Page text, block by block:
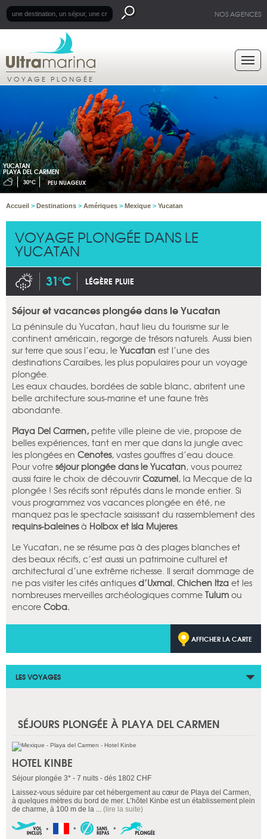
NOS AGENCES
VOYAGE PLONGÉE
YUCATAN
PLAYA DEL CARMEN
30°C PEU NUAGEUX
Accueil > Destinations > Amériques > Mexique > Yucatan
VOYAGE PLONGÉE DANS LE
YUCATAN
31°C LÉGÈRE PLUIE
Séjour et vacances plongée dans le Yucatan
La péninsule du Yucatan, haut lieu du tourisme sur le
continent américain, regorge de trésors naturels. Aussi bien
sur terre que sous l’eau, le Yucatan est l’une des
destinations Caraïbes, les plus populaires pour un voyage
plongée.
Les eaux chaudes, bordées de sable blanc, abritent une
belle architecture sous-marine et une faune très
abondante.
Playa Del Carmen, petite ville pleine de vie, propose de
belles expériences, tant en mer que dans la jungle avec
les plongées en Cenotes, vastes gouffres d’eau douce.
Pour votre séjour plongée dans le Yucatan, vous pourrez
aussi faire le choix de découvrir Cozumel, la Mecque de la
plongée ! Ses récifs sont réputés dans le monde entier. Si
vous programmez vos vacances plongée en été, ne
manquez pas le spectacle saisissant du rassemblement des
requins-baleinesà Holbox et Isla Mujeres.
Le Yucatan, ne se résume pas à des plages blanches et
des beaux récifs, c’est aussi un patrimoine culturel et
architectural d’une extrême richesse. Il serait dommage de
ne pas visiter les cités antiques d’Uxmal, Chichen Itza et les
nombreuses merveilles archéologiques comme Tulum ou
encore Coba.
AFFICHER LA CARTE
LES VOYAGES
SÉJOURS PLONGÉE À PLAYA DEL CARMEN
HOTEL KINBE
Séjour plongée 3* - 7 nuits - dès 1802 CHF
Laissez-vous séduire par cet hébergement au cœur de Playa del Carmen,
à quelques mètres du bord de mer. L’hôtel Kinbe est un établissement plein
de charme, à 100 m de la ... (lire la suite)